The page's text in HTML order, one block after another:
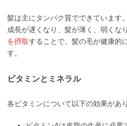
髪は主にタンパク質でできています
成長が遅くなり、髪が薄く、弱くな
を摂取することで、髪の毛が健康的
す。
ビタミンとミネラル
各ビタミンについて以下の効果があ